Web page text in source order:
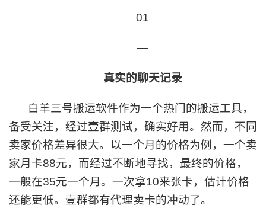
01
—
真实的聊天记录
白羊三号搬运软件作为一个热门的搬运工具，
备受关注，经过壹群测试，确实好用。然而，不同
卖家价格差异很大。以一个月的价格为例，一个卖
家月卡88元，而经过不断地寻找，最终的价格，
一般在35元一个月。一次拿10来张卡，估计价格
还能更低。壹群都有代理卖卡的冲动了。